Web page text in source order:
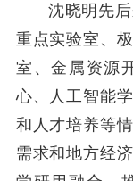
沈晓明先
重点实验室、
室、金属资源
心、人工智能
和人才培养等
需求和地方经